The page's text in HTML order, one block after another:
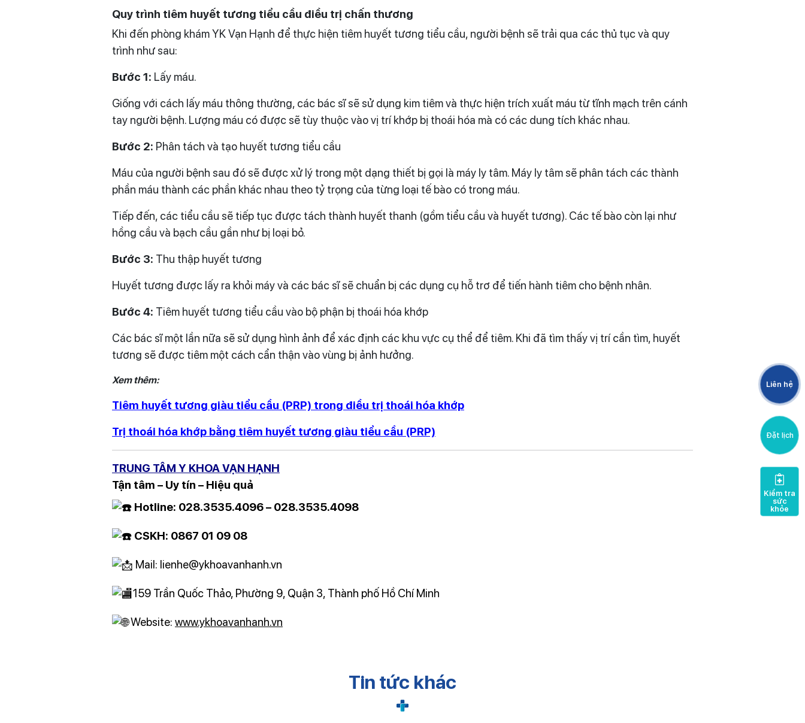
Quy trình tiêm huyết tương tiểu cầu điều trị chấn thương
Khi đến phòng khám YK Vạn Hạnh để thực hiện tiêm huyết tương tiểu cầu, người bệnh sẽ trải qua các thủ tục và quy
trình như sau:
Bước 1: Lấy máu.
Giống với cách lấy máu thông thường, các bác sĩ sẽ sử dụng kim tiêm và thực hiện trích xuất máu từ tĩnh mạch trên cánh
tay người bệnh. Lượng máu có được sẽ tùy thuộc vào vị trí khớp bị thoái hóa mà có các dung tích khác nhau.
Bước 2: Phân tách và tạo huyết tương tiểu cầu
Máu của người bệnh sau đó sẽ được xử lý trong một dạng thiết bị gọi là máy ly tâm. Máy ly tâm sẽ phân tách các thành
phần máu thành các phần khác nhau theo tỷ trọng của từng loại tế bào có trong máu.
Tiếp đến, các tiểu cầu sẽ tiếp tục được tách thành huyết thanh (gồm tiểu cầu và huyết tương). Các tế bào còn lại như
hồng cầu và bạch cầu gần như bị loại bỏ.
Bước 3: Thu thập huyết tương
Huyết tương được lấy ra khỏi máy và các bác sĩ sẽ chuẩn bị các dụng cụ hỗ trơ để tiến hành tiêm cho bệnh nhân.
Bước 4: Tiêm huyết tương tiểu cầu vào bộ phận bị thoái hóa khớp
Các bác sĩ một lần nữa sẽ sử dụng hình ảnh để xác định các khu vực cụ thể để tiêm. Khi đã tìm thấy vị trí cần tìm, huyết
tương sẽ được tiêm một cách cẩn thận vào vùng bị ảnh hưởng.
Xem thêm:
Tiêm huyết tương giàu tiểu cầu (PRP) trong điều trị thoái hóa khớp
Trị thoái hóa khớp bằng tiêm huyết tương giàu tiểu cầu (PRP)
TRUNG TÂM Y KHOA VẠN HẠNH
Tận tâm – Uy tín – Hiệu quả
Hotline: 028.3535.4096 – 028.3535.4098
CSKH: 0867 01 09 08
Mail: lienhe@ykhoavanhanh.vn
159 Trần Quốc Thảo, Phường 9, Quận 3, Thành phố Hồ Chí Minh
Website: www.ykhoavanhanh.vn
Tin tức khác
Liên hệ
Đặt lịch
Kiểm tra
sức
khỏe